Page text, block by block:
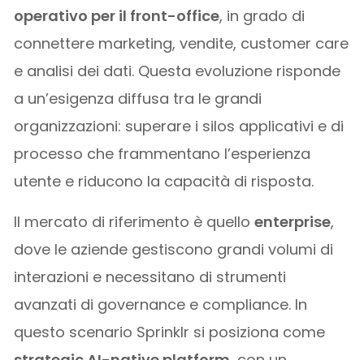
operativo per il front-office, in grado di
connettere marketing, vendite, customer care
e analisi dei dati. Questa evoluzione risponde
a un’esigenza diffusa tra le grandi
organizzazioni: superare i silos applicativi e di
processo che frammentano l’esperienza
utente e riducono la capacità di risposta.
Il mercato di riferimento è quelloenterprise,
dove le aziende gestiscono grandi volumi di
interazioni e necessitano di strumenti
avanzati di governance e compliance. In
questo scenario Sprinklr si posiziona come